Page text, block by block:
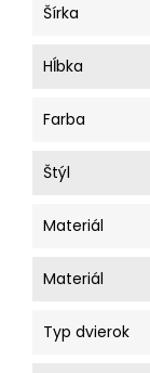
Šírka
Hĺbka
Farba
Štýl
Materiál
Materiál
Typ dvierok